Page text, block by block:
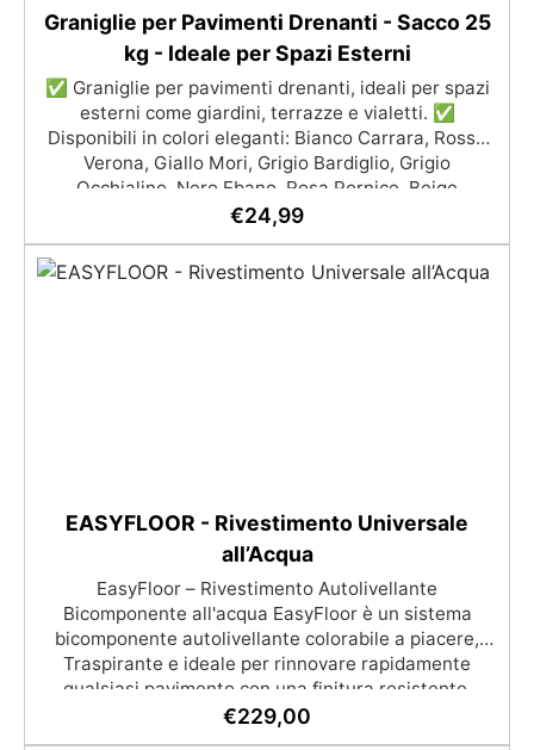
Graniglie per Pavimenti Drenanti - Sacco 25
kg - Ideale per Spazi Esterni
✅ Graniglie per pavimenti drenanti, ideali per spazi
esterni come giardini, terrazze e vialetti. ✅
Disponibili in colori eleganti: Bianco Carrara, Rosso
Verona, Giallo Mori, Grigio Bardiglio, Grigio
Occhialino, Nero Ebano, Rosa Pernice, Beige
Botticino ✅ Facili da applicare: al naturale oppure
stabilizzato ✅ Economiche e resistenti,
garantiscono durata e un sistema di drenaggio
€24,99
EASYFLOOR - Rivestimento Universale
all’Acqua
EasyFloor – Rivestimento Autolivellante
Bicomponente all'acqua EasyFloor è un sistema
bicomponente autolivellante colorabile a piacere,
Traspirante e ideale per rinnovare rapidamente
qualsiasi pavimento con una finitura resistente,
uniforme e personalizzabile. Si applica facilmente a
€229,00